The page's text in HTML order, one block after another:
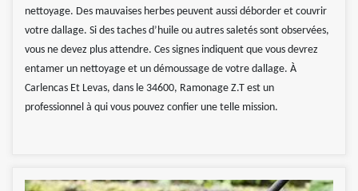
nettoyage. Des mauvaises herbes peuvent aussi déborder et couvrir
votre dallage. Si des taches d’huile ou autres saletés sont observées,
vous ne devez plus attendre. Ces signes indiquent que vous devrez
entamer un nettoyage et un démoussage de votre dallage. À
Carlencas Et Levas, dans le 34600, Ramonage Z.T est un
professionnel à qui vous pouvez confier une telle mission.